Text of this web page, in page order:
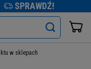
SPRAWDŹ!
w sklepach